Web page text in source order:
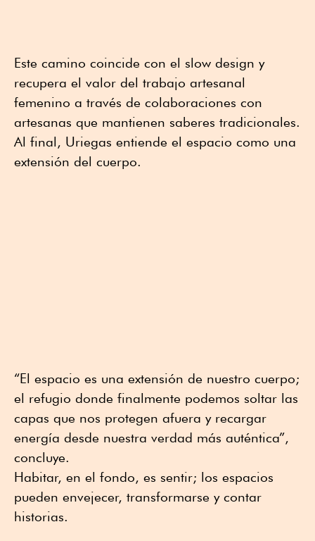
Este camino coincide con el slow design y
recupera el valor del trabajo artesanal
femenino a través de colaboraciones con
artesanas que mantienen saberes tradicionales.
Al final, Uriegas entiende el espacio como una
extensión del cuerpo.
“El espacio es una extensión de nuestro cuerpo;
el refugio donde finalmente podemos soltar las
capas que nos protegen afuera y recargar
energía desde nuestra verdad más auténtica”,
concluye.
Habitar, en el fondo, es sentir; los espacios
pueden envejecer, transformarse y contar
historias.